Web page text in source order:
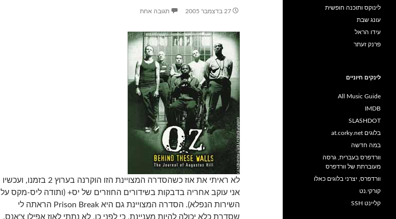
27 בדצמבר 2005 תגובה אחת
לא ראיתי את אוז כשהסדרה המצויינת הזו הוקרנה בערוץ 2 בזמנו, ועכשיו
אני עוקב אחריה בדבקות בשידורים החוזרים של יס+ (ותודה ליס-מקס על
השירות הנפלא). הסדרה המצויינת גם היא Prison Break הראתה לי
שסדרת כלא יכולה להיות מעניינת, כי לפני כן, לא נתתי לאוז אפילו צ'אנס.
לינוקס ותוכנה חופשית
עונג שבת
עידו הראל
פרנק זעתר
לינקים חיוניים
All Music Guide
IMDB
SLASHDOT
בלוגים at.corky.net
במה חדשה
וורדפרס בעברית, גרסה
מעוברתת של וורדפרס
וורדפרס, יצרני בלוגים כאלו
קורקי.נט
קליינט SSH